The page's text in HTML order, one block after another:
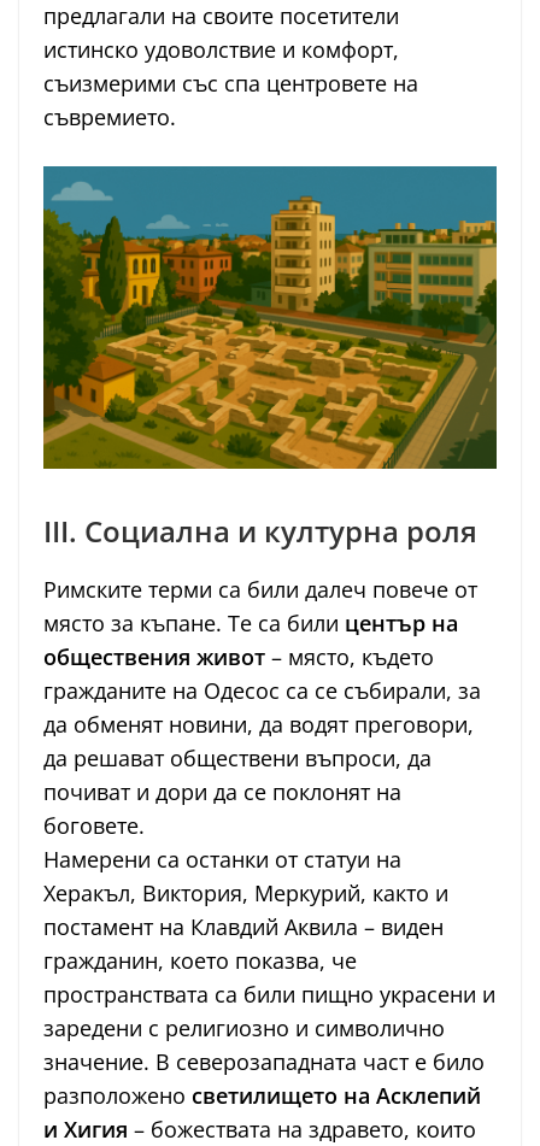
предлагали на своите посетители
истинско удоволствие и комфорт,
съизмерими със спа центровете на
съвремието.
III. Социална и културна роля
Римските терми са били далеч повече от
място за къпане. Те са били център на
обществения живот – място, където
гражданите на Одесос са се събирали, за
да обменят новини, да водят преговори,
да решават обществени въпроси, да
почиват и дори да се поклонят на
боговете.
Намерени са останки от статуи на
Херакъл, Виктория, Меркурий, както и
постамент на Клавдий Аквила – виден
гражданин, което показва, че
пространствата са били пищно украсени и
заредени с религиозно и символично
значение. В северозападната част е било
разположено светилището на Асклепий
и Хигия – божествата на здравето, които